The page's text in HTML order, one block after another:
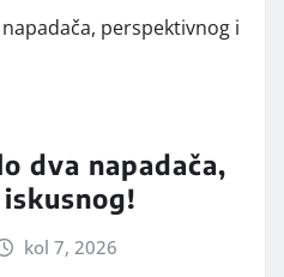
dva napadača,
kol 7, 2026